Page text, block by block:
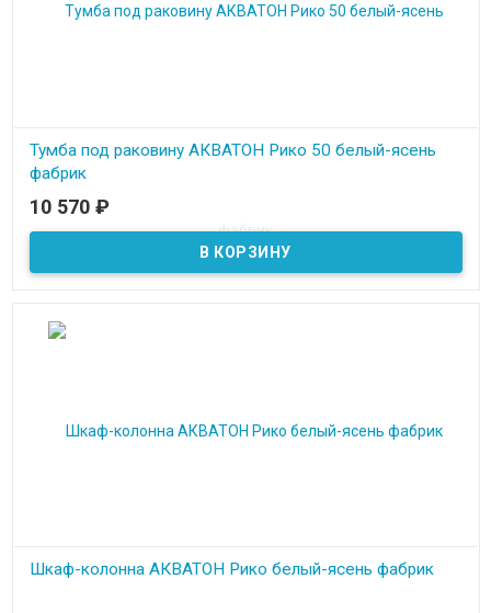
Тумба под раковину АКВАТОН Рико 50 белый-ясень
фабрик
В наличии
10 570 ₽
Шкаф-колонна АКВАТОН Рико белый-ясень фабрик